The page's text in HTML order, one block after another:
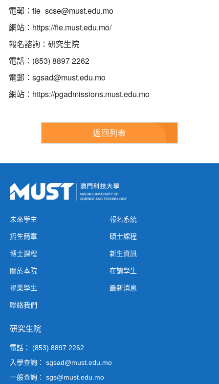
電郵： fie_scse@must.edu.mo
網站： https://fie.must.edu.mo/
報名諮詢：研究生院
電話：(853) 8897 2262
電郵： sgsad@must.edu.mo
網站： https://pgadmissions.must.edu.mo
返回列表
未來學生 報名系統
招生簡章 碩士課程
博士課程 新生資訊
關於本院 在讀學生
畢業學生 最新消息
聯絡我們
研究生院
電話： (853) 8897 2262
入學查詢： sgsad@must.edu.mo
一般查詢： sgs@must.edu.mo